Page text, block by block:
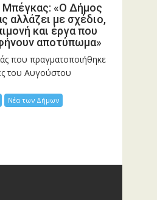
Μπέγκας: «Ο Δήμος
αλλάζει με σχέδιο,
και έργα που
αποτύπωμα»
που πραγματοποιήθηκε
του Αυγούστου
Νέα των Δήμων